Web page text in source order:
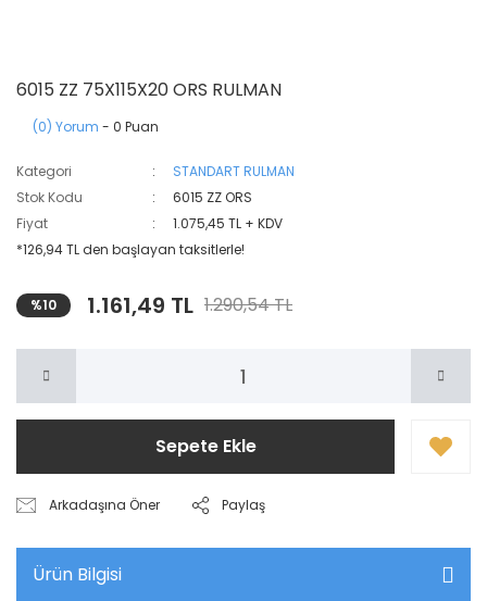
6015 ZZ 75X115X20 ORS RULMAN
(0) Yorum - 0 Puan
Kategori
STANDART RULMAN
Stok Kodu
6015 ZZ ORS
Fiyat
1.075,45 TL + KDV
*126,94 TL den başlayan taksitlerle!
%10 1.161,49 TL 1.290,54 TL
Sepete Ekle
Arkadaşına Öner Paylaş
Ürün Bilgisi